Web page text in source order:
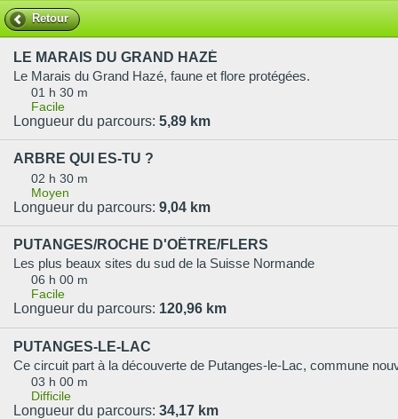
Retour
LE MARAIS DU GRAND HAZÉ
Le Marais du Grand Hazé, faune et flore protégées.
01 h 30 m
Facile
Longueur du parcours: 5,89 km
ARBRE QUI ES-TU ?
02 h 30 m
Moyen
Longueur du parcours: 9,04 km
PUTANGES/ROCHE D'OËTRE/FLERS
Les plus beaux sites du sud de la Suisse Normande
06 h 00 m
Facile
Longueur du parcours: 120,96 km
PUTANGES-LE-LAC
03 h 00 m
Difficile
Longueur du parcours: 34,17 km